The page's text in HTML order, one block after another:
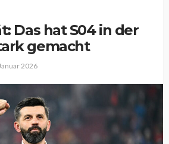
Das hat S04 in der
gemacht
2026